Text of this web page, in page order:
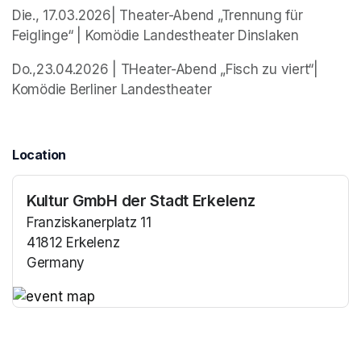
Die., 17.03.2026| Theater-Abend „Trennung für
Feiglinge“ | Komödie Landestheater Dinslaken
Do.,23.04.2026 | THeater-Abend „Fisch zu viert“|
Komödie Berliner Landestheater
Location
Kultur GmbH der Stadt Erkelenz
Franziskanerplatz 11
41812 Erkelenz
Germany